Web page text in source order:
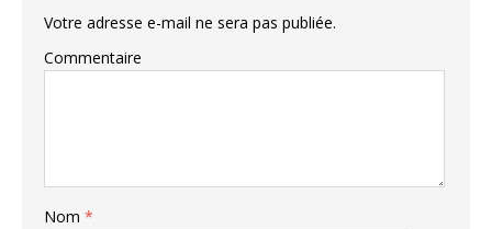
Votre adresse e-mail ne sera pas publiée.
Commentaire
Nom *